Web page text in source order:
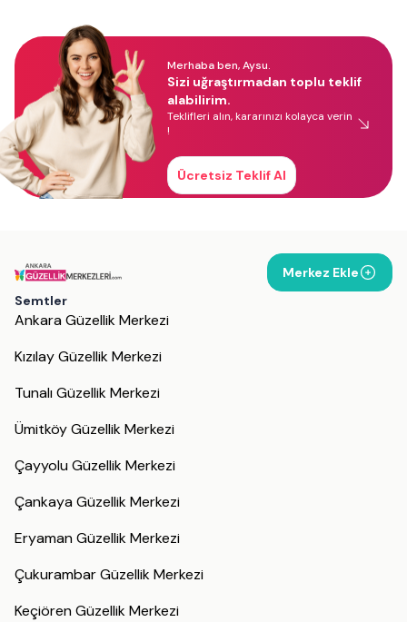
Merhaba ben, Aysu.
Sizi uğraştırmadan toplu teklif
alabilirim.
Teklifleri alın, kararınızı kolayca verin
!
Ücretsiz Teklif Al
Merkez Ekle
Semtler
Ankara Güzellik Merkezi
Kızılay Güzellik Merkezi
Tunalı Güzellik Merkezi
Ümitköy Güzellik Merkezi
Çayyolu Güzellik Merkezi
Çankaya Güzellik Merkezi
Eryaman Güzellik Merkezi
Çukurambar Güzellik Merkezi
Keçiören Güzellik Merkezi